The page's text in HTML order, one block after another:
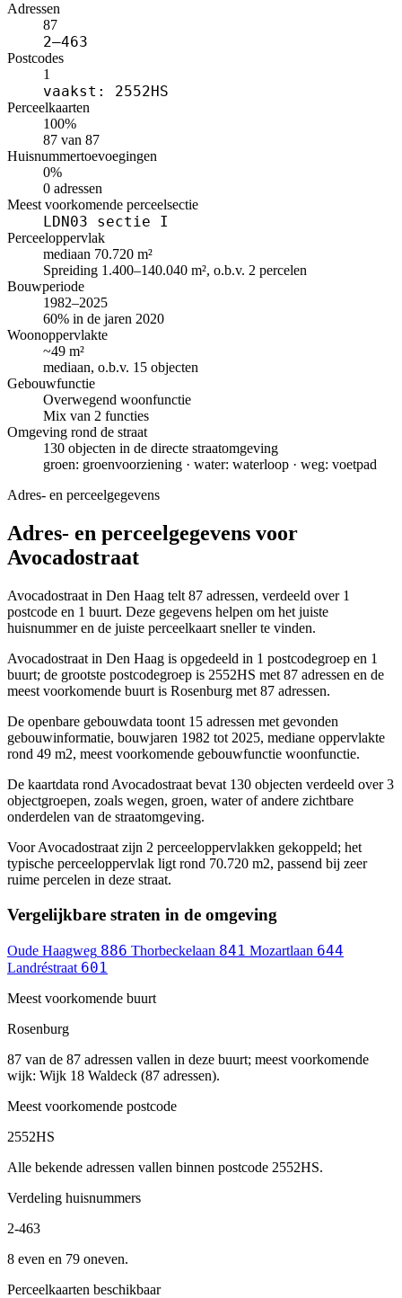
Adressen
87
2–463
Postcodes
1
vaakst: 2552HS
Perceelkaarten
100%
87 van 87
Huisnummertoevoegingen
0%
0 adressen
Meest voorkomende perceelsectie
LDN03 sectie I
Perceeloppervlak
mediaan 70.720 m²
Spreiding 1.400–140.040 m², o.b.v. 2 percelen
Bouwperiode
1982–2025
60% in de jaren 2020
Woonoppervlakte
~49 m²
mediaan, o.b.v. 15 objecten
Gebouwfunctie
Overwegend woonfunctie
Mix van 2 functies
Omgeving rond de straat
130 objecten in de directe straatomgeving
groen: groenvoorziening · water: waterloop · weg: voetpad
Adres- en perceelgegevens
Adres- en perceelgegevens voor
Avocadostraat
Avocadostraat in Den Haag telt 87 adressen, verdeeld over 1
postcode en 1 buurt. Deze gegevens helpen om het juiste
huisnummer en de juiste perceelkaart sneller te vinden.
Avocadostraat in Den Haag is opgedeeld in 1 postcodegroep en 1
buurt; de grootste postcodegroep is 2552HS met 87 adressen en de
meest voorkomende buurt is Rosenburg met 87 adressen.
De openbare gebouwdata toont 15 adressen met gevonden
gebouwinformatie, bouwjaren 1982 tot 2025, mediane oppervlakte
rond 49 m2, meest voorkomende gebouwfunctie woonfunctie.
De kaartdata rond Avocadostraat bevat 130 objecten verdeeld over 3
objectgroepen, zoals wegen, groen, water of andere zichtbare
onderdelen van de straatomgeving.
Voor Avocadostraat zijn 2 perceeloppervlakken gekoppeld; het
typische perceeloppervlak ligt rond 70.720 m2, passend bij zeer
ruime percelen in deze straat.
Vergelijkbare straten in de omgeving
Oude Haagweg 886 Thorbeckelaan 841 Mozartlaan 644
Landréstraat 601
Meest voorkomende buurt
Rosenburg
87 van de 87 adressen vallen in deze buurt; meest voorkomende
wijk: Wijk 18 Waldeck (87 adressen).
Meest voorkomende postcode
2552HS
Alle bekende adressen vallen binnen postcode 2552HS.
Verdeling huisnummers
2-463
8 even en 79 oneven.
Perceelkaarten beschikbaar